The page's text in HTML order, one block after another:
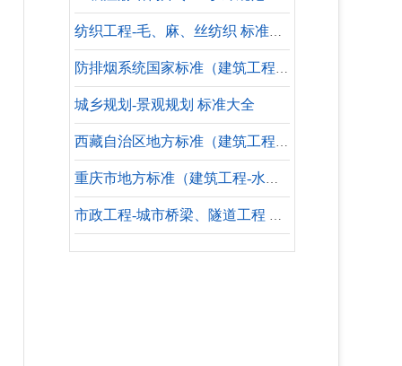
纺织工程-毛、麻、丝纺织 标准大全
防排烟系统国家标准（建筑工程-水暖专业）
城乡规划-景观规划 标准大全
西藏自治区地方标准（建筑工程-水暖专业-参考标准）
重庆市地方标准（建筑工程-水暖专业-失效标准）
市政工程-城市桥梁、隧道工程 标准大全